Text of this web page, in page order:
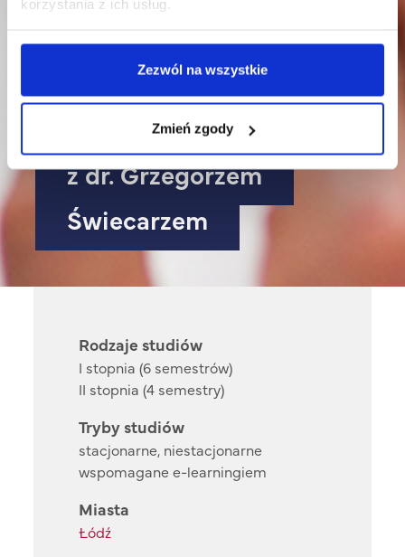
korzystania z ich usług.
Zezwól na wszystkie
Zmień zgody
z dr. Grzegorzem
Świecarzem
Rodzaje studiów
I stopnia (6 semestrów)
II stopnia (4 semestry)
Tryby studiów
stacjonarne, niestacjonarne
wspomagane e-learningiem
Miasta
Łódź